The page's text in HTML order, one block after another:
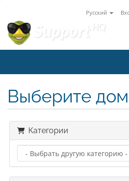
Русский
Выберите
Категории